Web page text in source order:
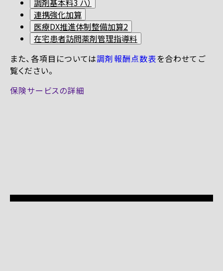
連携強化加算
医療DX推進体制整備加算2
在宅患者訪問薬剤管理指導料
また、各項目については調剤報酬点数表を合わせてご
覧ください。
保険サービスの詳細